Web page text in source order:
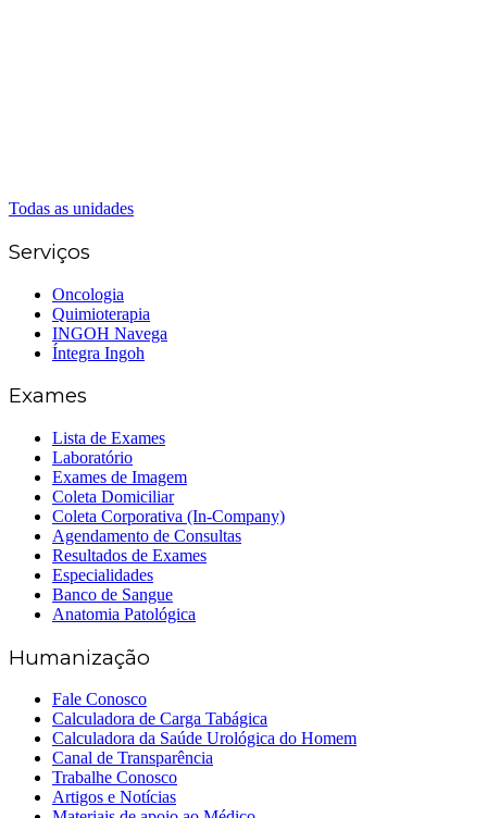
Todas as unidades
Serviços
Oncologia
Quimioterapia
INGOH Navega
Íntegra Ingoh
Exames
Lista de Exames
Laboratório
Exames de Imagem
Coleta Domiciliar
Coleta Corporativa (In-Company)
Agendamento de Consultas
Resultados de Exames
Especialidades
Banco de Sangue
Anatomia Patológica
Humanização
Fale Conosco
Calculadora de Carga Tabágica
Calculadora da Saúde Urológica do Homem
Canal de Transparência
Trabalhe Conosco
Artigos e Notícias